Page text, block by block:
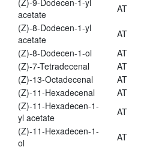
(Z)-9-Dodecen-1-yl
acetate
AT
(Z)-8-Dodecen-1-yl
acetate
AT
(Z)-8-Dodecen-1-ol
AT
(Z)-7-Tetradecenal
AT
(Z)-13-Octadecenal
AT
(Z)-11-Hexadecenal
AT
(Z)-11-Hexadecen-1-
yl acetate
AT
(Z)-11-Hexadecen-1-
ol
AT